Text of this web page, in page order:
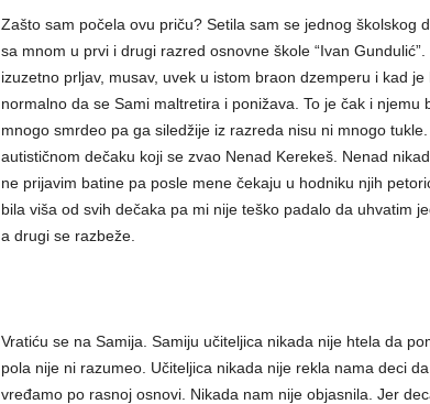
Zašto sam počela ovu priču? Setila sam se jednog školskog
sa mnom u prvi i drugi razred osnovne škole “Ivan
izuzetno prljav, musav, uvek u istom braon dzemperu i kad
normalno da se Sami maltretira i ponižava. To je čak i njemu
mnogo smrdeo pa ga siledžije iz razreda nisu ni mnogo
autističnom dečaku koji se zvao Nenad Kerekeš. Nenad
ne prijavim batine pa posle mene čekaju u hodniku njih
bila viša od svih dečaka pa mi nije teško padalo da uhvatim
a drugi se razbeže.
Vratiću se na Samija. Samiju učiteljica nikada nije htela da
pola nije ni razumeo. Učiteljica nikada nije rekla nama deci
vređamo po rasnoj osnovi. Nikada nam nije objasnila. Jer